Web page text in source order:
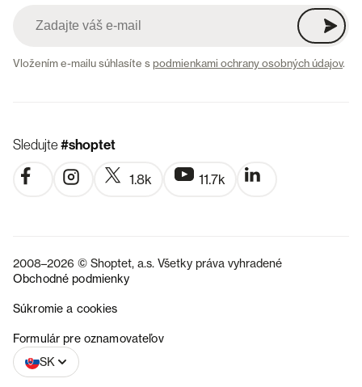
Vložením e-mailu súhlasíte spodmienkami ochrany osobných údajov.
Sledujte#shoptet
1.8k 11.7k
2008–2026 © Shoptet, a.s. Všetky práva vyhradené
Obchodné podmienky
Súkromie a cookies
Formulár pre oznamovateľov
SK